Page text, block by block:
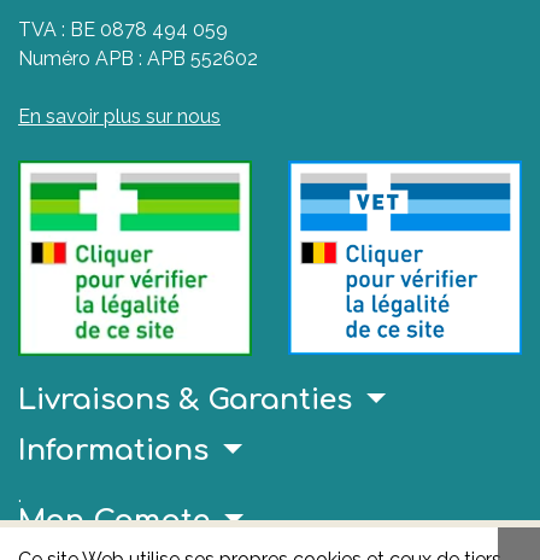
TVA : BE 0878 494 059
Numéro APB : APB 552602
En savoir plus sur nous
Livraisons & Garanties
Informations
.
Mon Compte